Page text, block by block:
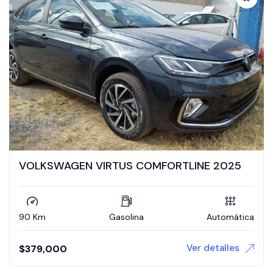
VOLKSWAGEN VIRTUS COMFORTLINE 2025
90 Km Gasolina Automática
$379,000 Ver detalles